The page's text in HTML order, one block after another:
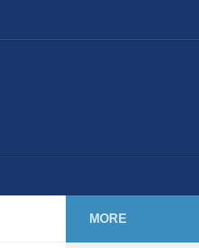
MORE